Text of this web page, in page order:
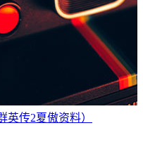
英传2夏傲资料）